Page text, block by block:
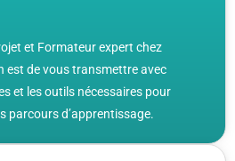
et Formateur expert chez
est de vous transmettre avec
et les outils nécessaires pour
parcours d’apprentissage.